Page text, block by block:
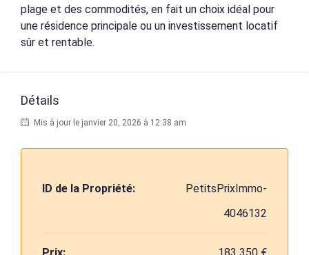
plage et des commodités, en fait un choix idéal pour
une résidence principale ou un investissement locatif
sûr et rentable.
Détails
Mis à jour le janvier 20, 2026 à 12:38 am
ID de la Propriété:
PetitsPrixImmo-
4046132